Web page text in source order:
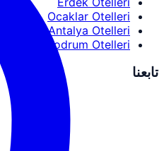
Ocaklar Otelleri
Antalya Otelleri
Bodrum Otelleri
تابعنا